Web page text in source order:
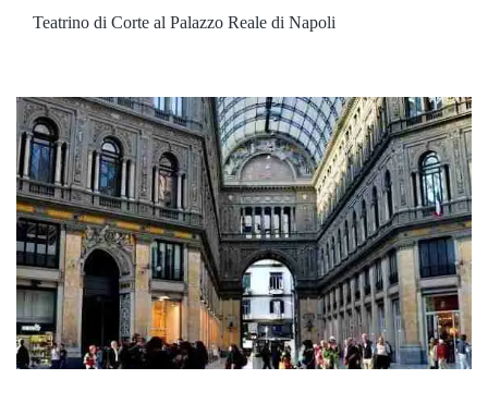
Teatrino di Corte al Palazzo Reale di Napoli